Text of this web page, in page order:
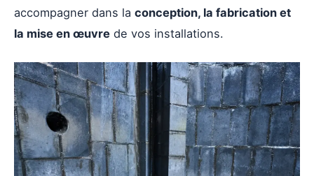
accompagner dans la conception, la fabrication et
la mise en œuvre de vos installations.